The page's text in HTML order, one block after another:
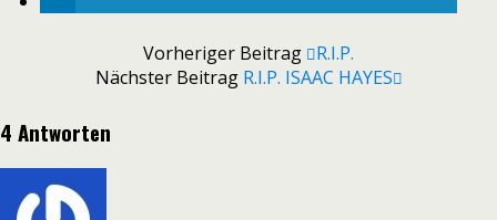
Vorheriger Beitrag
R.I.P.
Nächster Beitrag R.I.P. ISAAC HAYES
4 Antworten